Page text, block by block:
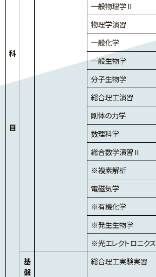
科
目
一般物理学Ⅱ
物理学演習
一般化学
一般生物学
分子生物学
総合理工演習
剛体の力学
数理科学
総合数学演習Ⅱ
※複素解析
電磁気学
※有機化学
※発生生物学
※光エレクトロニクス
基
盤
総合理工実験実習